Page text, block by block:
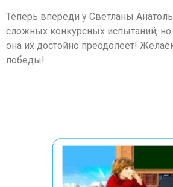
Теперь впереди у Светланы
сложных конкурсных испытаний,
она их достойно преодолеет!
победы!